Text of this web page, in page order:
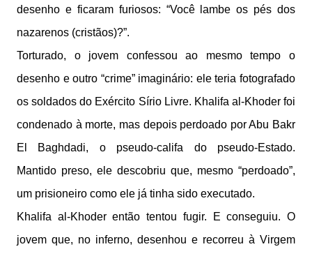
desenho e ficaram furiosos: “Você lambe os pés dos
nazarenos (cristãos)?”.
Torturado, o jovem confessou ao mesmo tempo o
desenho e outro “crime” imaginário: ele teria fotografado
os soldados do Exército Sírio Livre. Khalifa al-Khoder foi
condenado à morte, mas depois perdoado por Abu Bakr
El Baghdadi, o pseudo-califa do pseudo-Estado.
Mantido preso, ele descobriu que, mesmo “perdoado”,
um prisioneiro como ele já tinha sido executado.
Khalifa al-Khoder então tentou fugir. E conseguiu. O
jovem que, no inferno, desenhou e recorreu à Virgem